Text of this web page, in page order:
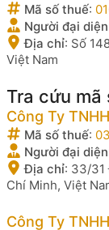
Mã số thuế:
Người đại diện
Địa chỉ: Số
Việt Nam
Tra cứu
Công Ty
Mã số thuế:
Người đại diện
Địa chỉ: 33/31
Chí Minh, Việt
Công Ty